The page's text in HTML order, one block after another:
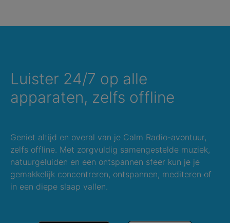
Luister 24/7 op alle
apparaten, zelfs offline
Geniet altijd en overal van je Calm Radio-avontuur,
zelfs offline. Met zorgvuldig samengestelde muziek,
natuurgeluiden en een ontspannen sfeer kun je je
gemakkelijk concentreren, ontspannen, mediteren of
in een diepe slaap vallen.